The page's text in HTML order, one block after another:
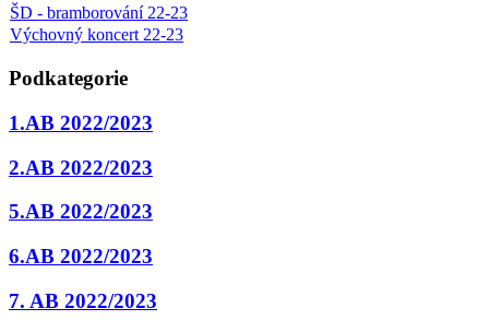
ŠD - bramborování 22-23
Výchovný koncert 22-23
Podkategorie
1.AB 2022/2023
2.AB 2022/2023
5.AB 2022/2023
6.AB 2022/2023
7. AB 2022/2023